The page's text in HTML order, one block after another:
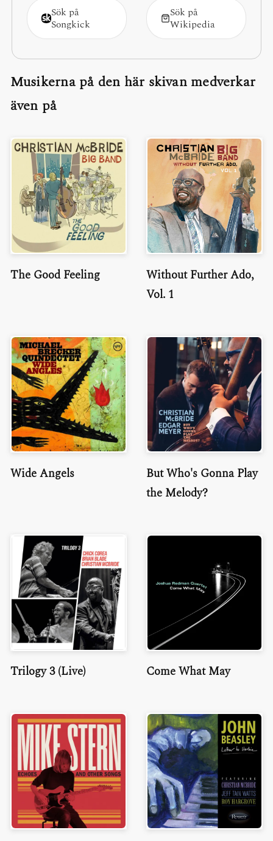
Sök på
Songkick
Sök på
Wikipedia
Musikerna på den här skivan medverkar
även på
The Good Feeling
Without Further Ado,
Vol. 1
Wide Angels
But Who's Gonna Play
the Melody?
Trilogy 3 (Live) Come What May